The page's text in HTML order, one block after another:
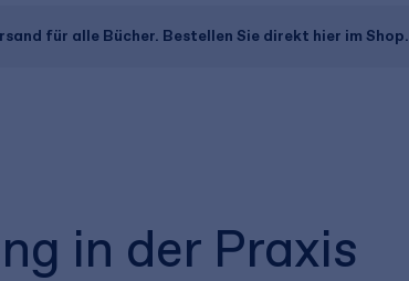
für alle Bücher. Bestellen Sie direkt hier im Shop.
in der Praxis